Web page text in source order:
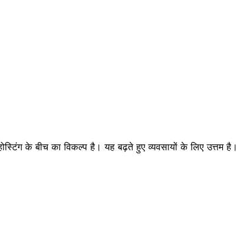
के बीच का विकल्प है। यह बढ़ते हुए व्यवसायों के लिए उत्तम है।